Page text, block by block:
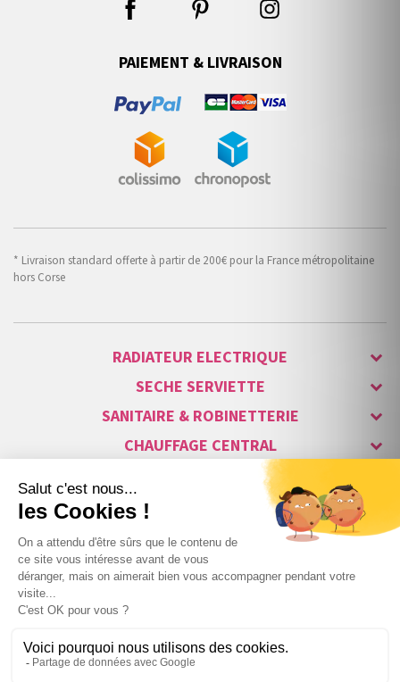
PAIEMENT & LIVRAISON
* Livraison standard offerte à partir de 200€ pour la France métropolitaine
hors Corse
RADIATEUR ELECTRIQUE
SECHE SERVIETTE
SANITAIRE & ROBINETTERIE
CHAUFFAGE CENTRAL
ALARME & SÉCURITÉ
MAISON CONNECTÉE
VISIOPHONE & INTERPHONE
LUMINAIRES & ECLAIRAGE